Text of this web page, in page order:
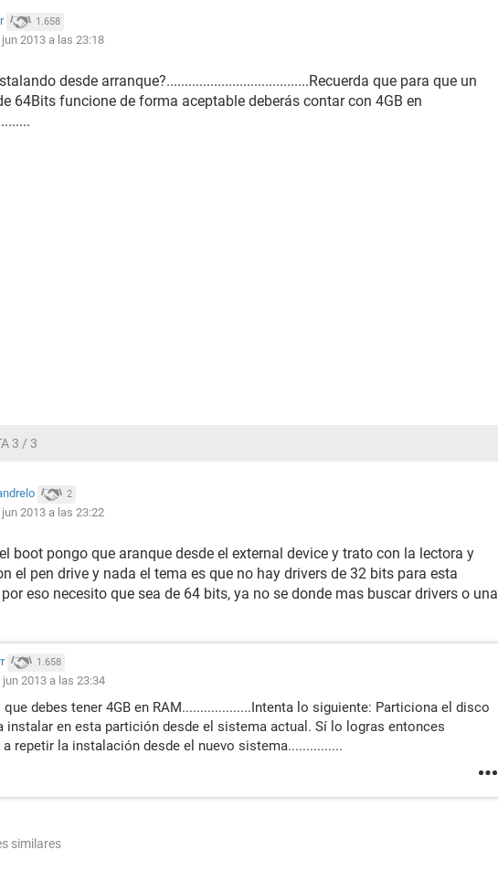
1.658
jun 2013 a las 23:18
desde arranque?.......................................Recuerda que para que un
64Bits funcione de forma aceptable deberás contar con 4GB en
3 / 3
2
jun 2013 a las 23:22
boot pongo que aranque desde el external device y trato con la lectora y
el pen drive y nada el tema es que no hay drivers de 32 bits para esta
eso necesito que sea de 64 bits, ya no se donde mas buscar drivers o una
1.658
jun 2013 a las 23:34
que debes tener 4GB en RAM...................Intenta lo siguiente: Particiona el disco
instalar en esta partición desde el sistema actual. Sí lo logras entonces
a repetir la instalación desde el nuevo sistema...............
similares